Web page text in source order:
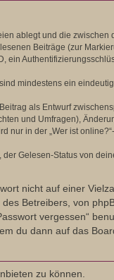
ablegt und die
Beiträge (zur
ein
mindestens ein
als Entwurf
und Umfragen),
nur in der „Wer ist
Gelesen-Status von
nicht auf einer
Betreibers, von
vergessen“
du dann auf das
zu können.